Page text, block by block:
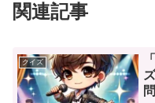
関連記事
クイズ